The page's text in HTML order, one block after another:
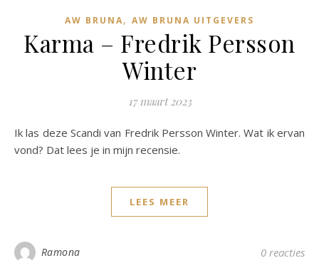
AW BRUNA, AW BRUNA UITGEVERS
Karma – Fredrik Persson
Winter
17 maart 2023
Ik las deze Scandi van Fredrik Persson Winter. Wat ik ervan
vond? Dat lees je in mijn recensie.
LEES MEER
Ramona 0 reacties